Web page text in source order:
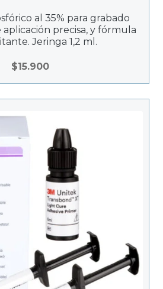
0
.
0
a
0
0
0
al 35% para grabado
aplicación precisa, y fórmula
Jeringa 1,2 ml.
$15.900